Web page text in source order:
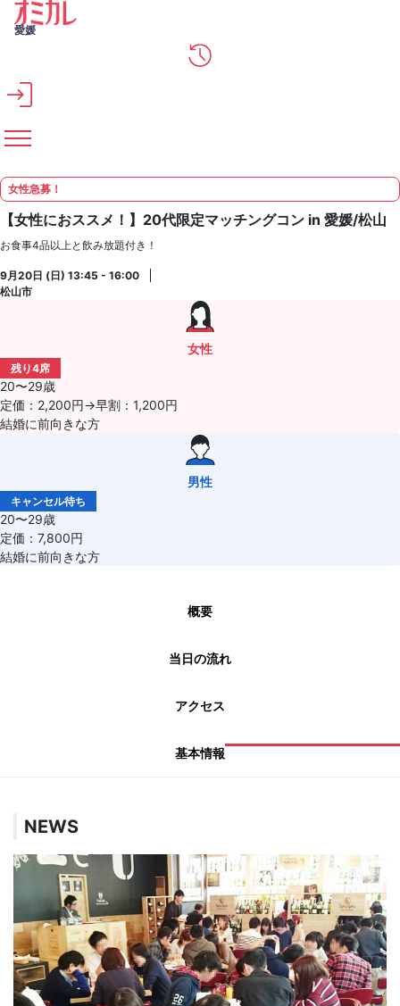
メインコンテンツへスキップ
愛媛
女性急募！
【女性におススメ！】20代限定マッチングコン in 愛媛/松山
お食事4品以上と飲み放題付き！
9月20日 (日) 13:45 - 16:00
松山市
女性
残り4席
20〜29歳
定価：2,200円→早割：1,200円
結婚に前向きな方
男性
キャンセル待ち
20〜29歳
定価：7,800円
結婚に前向きな方
概要
当日の流れ
アクセス
基本情報
NEWS